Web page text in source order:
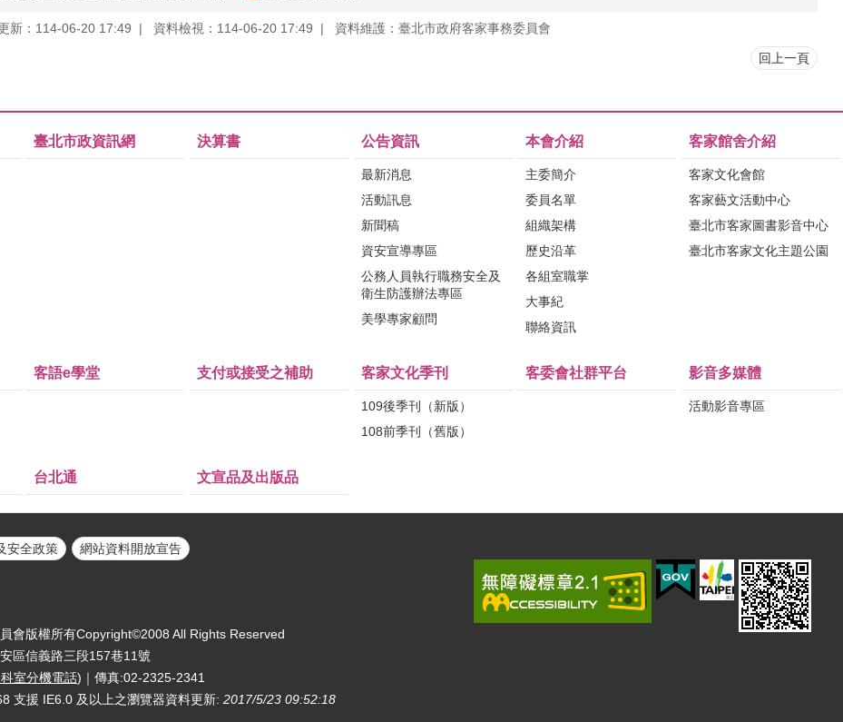
新：114-06-20 17:49 資料檢視：114-06-20 17:49 資料維護：臺北市政府客家事務委員會
回上一頁
臺北市政資訊網 決算書 公告資訊
最新消息
活動訊息
新聞稿
資安宣導專區
公務人員執行職務安全及
衛生防護辦法專區
美學專家顧問
本會介紹
主委簡介
委員名單
組織架構
歷史沿革
各組室職掌
大事紀
聯絡資訊
客家館舍介紹
客家文化會館
客家藝文活動中心
臺北市客家圖書影音中心
臺北市客家文化主題公園
客語e學堂 支付或接受之補助 客家文化季刊
109後季刊（新版）
108前季刊（舊版）
客委會社群平台 影音多媒體
活動影音專區
台北通 文宣品及出版品
安全政策 網站資料開放宣告
會版權所有Copyright©2008 All Rights Reserved
區信義路三段157巷11號
室分機電話)｜傳真:02-2325-2341
支援 IE6.0 及以上之瀏覽器資料更新: 2017/5/23 09:52:18